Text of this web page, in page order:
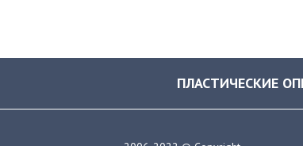
ПЛАСТИЧЕСКИЕ